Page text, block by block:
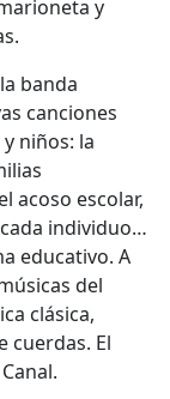
y
banda
canciones
niños: la
acoso escolar,
individuo…
educativo. A
del
clásica,
cuerdas. El